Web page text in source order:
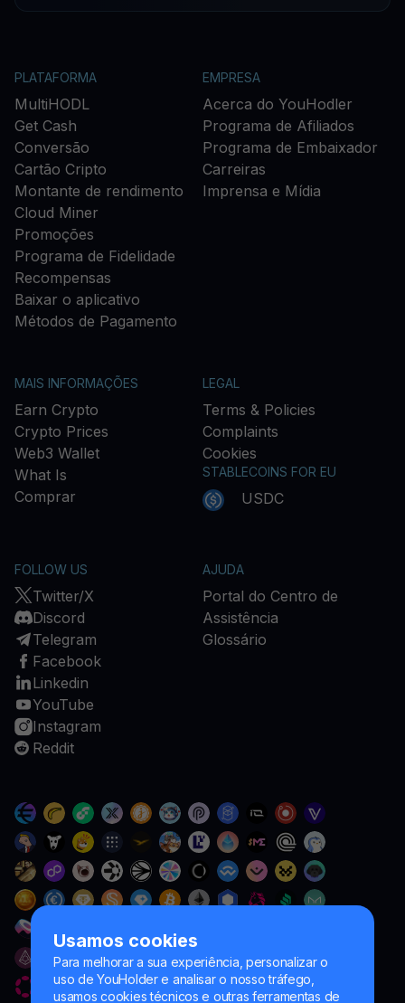
Usamos cookies
Para melhorar a sua experiência, personalizar o
uso de YouHolder e analisar o nosso tráfego,
usamos cookies técnicos e outras ferramentas de
PLATAFORMA
MultiHODL
Get Cash
Conversão
Cartão Cripto
Montante de rendimento
Cloud Miner
Promoções
Programa de Fidelidade
Recompensas
Baixar o aplicativo
Métodos de Pagamento
EMPRESA
Acerca do YouHodler
Programa de Afiliados
Programa de Embaixador
Carreiras
Imprensa e Mídia
MAIS INFORMAÇÕES
Earn Crypto
Crypto Prices
Web3 Wallet
What Is
Comprar
LEGAL
Terms & Policies
Complaints
Cookies
STABLECOINS FOR EU
USDC
FOLLOW US
Twitter/X
Discord
Telegram
Facebook
Linkedin
YouTube
Instagram
Reddit
AJUDA
Portal do Centro de
Assistência
Glossário